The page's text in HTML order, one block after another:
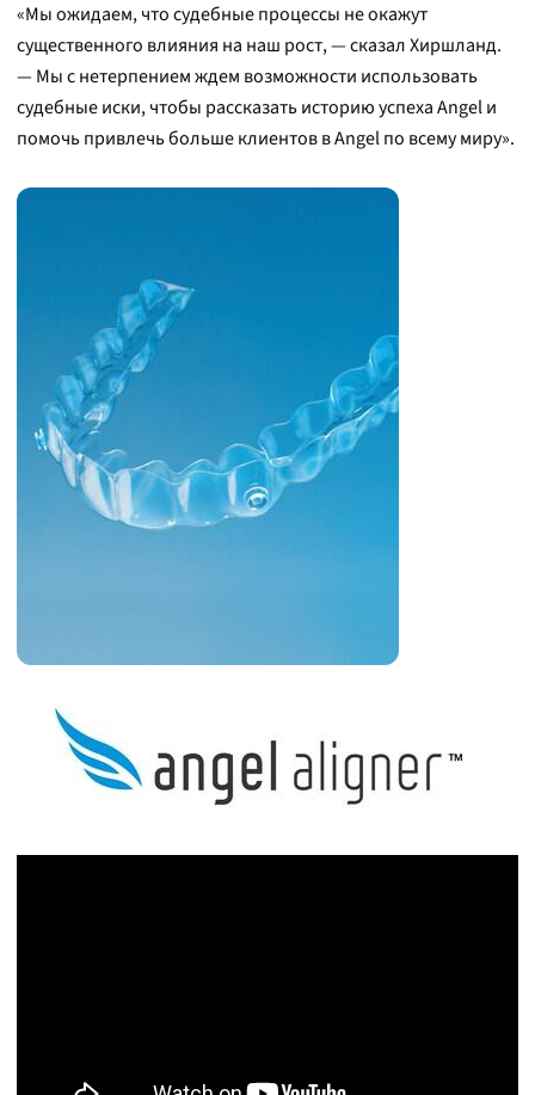
«Мы ожидаем, что судебные процессы не окажут
существенного влияния на наш рост, — сказал Хиршланд.
— Мы с нетерпением ждем возможности использовать
судебные иски, чтобы рассказать историю успеха Angel и
помочь привлечь больше клиентов в Angel по всему миру».